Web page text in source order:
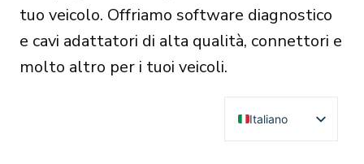
essere
scelte
nella
tuo veicolo. Offriamo software diagnostico
e cavi adattatori di alta qualità, connettori e
molto altro per i tuoi veicoli.
Italiano
English